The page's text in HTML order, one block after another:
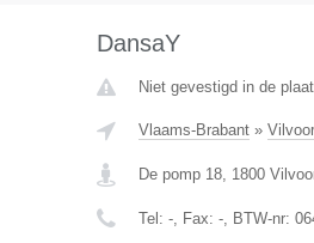
DansaY
Niet gevestigd in de
Vlaams-Brabant»
De pomp 18, 1800
Tel: -, Fax: -, BTW-nr: